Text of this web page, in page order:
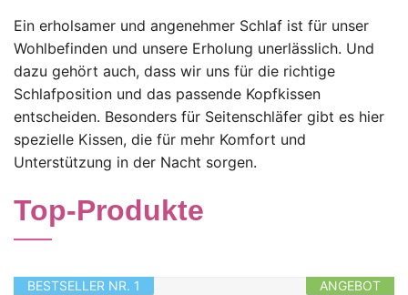
Ein erholsamer und angenehmer Schlaf ist für unser
Wohlbefinden und unsere Erholung unerlässlich. Und
dazu gehört auch, dass wir uns für die richtige
Schlafposition und das passende Kopfkissen
entscheiden. Besonders für Seitenschläfer gibt es hier
spezielle Kissen, die für mehr Komfort und
Unterstützung in der Nacht sorgen.
Top-Produkte
ANGEBOT
BESTSELLER NR. 1